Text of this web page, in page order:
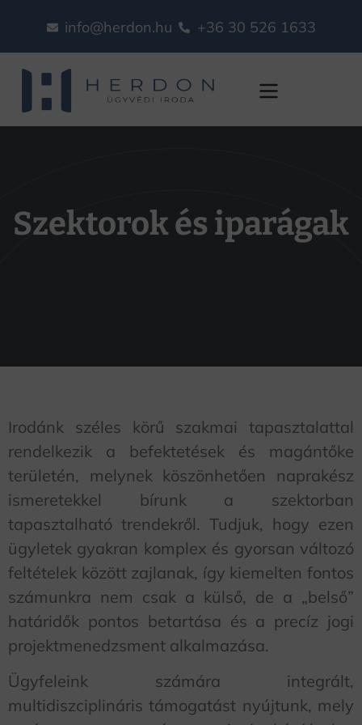
info@herdon.hu +36 30 526 1633
Szektorok és iparágak
Irodánk széles körű szakmai tapasztalattal
rendelkezik a befektetések és magántőke
területén, melynek köszönhetően naprakész
ismeretekkel bírunk a szektorban
tapasztalható trendekről. Tudjuk, hogy ezen
ügyletek gyakran komplex és gyorsan változó
feltételek között zajlanak, így kiemelten fontos
számunkra nem csak a külső, de a „belső”
határidők pontos betartása és a precíz jogi
projektmenedzsment alkalmazása.
Ügyfeleink számára integrált,
multidiszciplináris támogatást nyújtunk, mely